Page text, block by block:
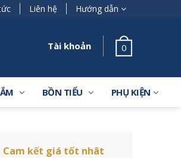
Liên hệ Hướng dẫn
Tài khoản 0
BỒN TIỂU PHỤ KIỆN
Cam kết giá tốt nhât